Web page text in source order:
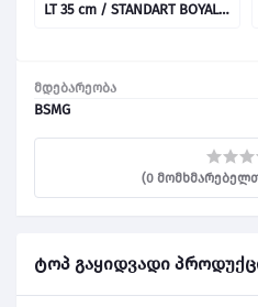
მდებარეობა
BSMG
(0
ტოპ გაყიდვადი
LT 35 cm / STANDART BOYALI